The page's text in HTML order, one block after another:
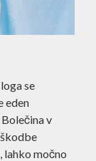
se
eden
v
lahko močno